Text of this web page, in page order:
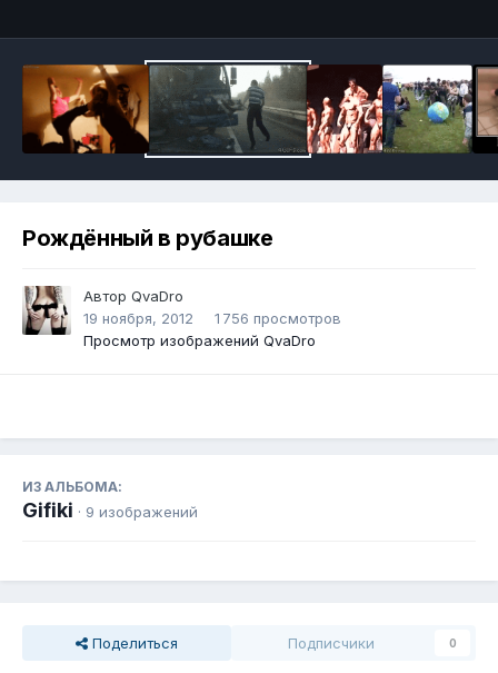
Рождённый в рубашке
Автор QvaDro
19 ноября, 2012
1 756 просмотров
Просмотр изображений QvaDro
ИЗ АЛЬБОМА:
Gifiki · 9 изображений
Поделиться Подписчики 0